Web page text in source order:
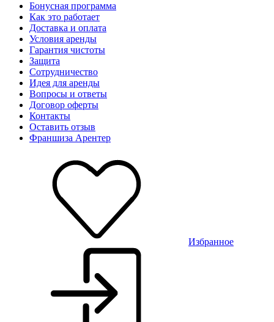
Бонусная программа
Как это работает
Доставка и оплата
Условия аренды
Гарантия чистоты
Защита
Сотрудничество
Идея для аренды
Вопросы и ответы
Договор оферты
Контакты
Оставить отзыв
Франшиза Арентер
Избранное